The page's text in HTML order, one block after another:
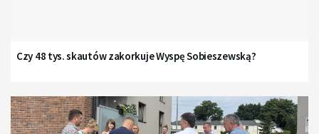
Czy 48 tys. skautów zakorkuje Wyspę Sobieszewską?